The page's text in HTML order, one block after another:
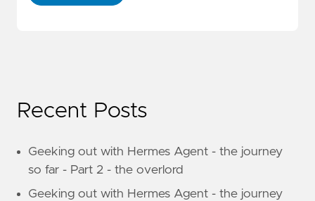
Recent Posts
Geeking out with Hermes Agent - the journey
so far - Part 2 - the overlord
Geeking out with Hermes Agent - the journey